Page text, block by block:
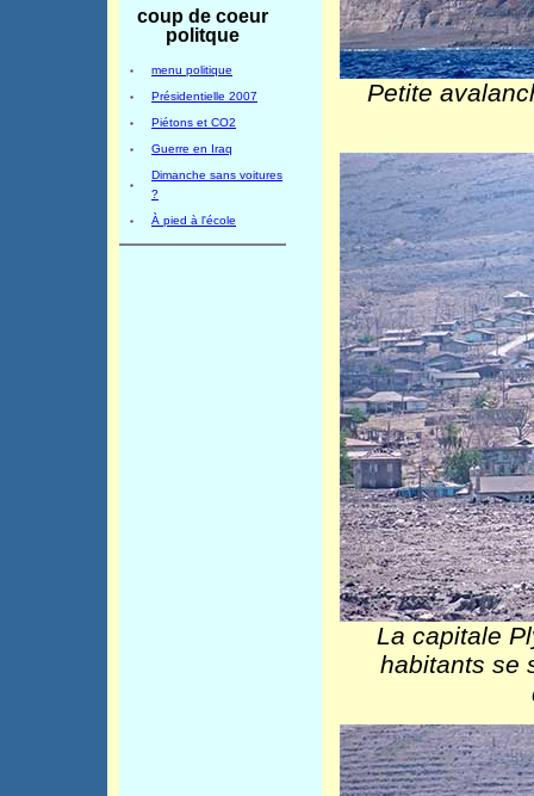
Petite
La capitale
habitants se
menu politique
coup de coeur
politque
Présidentielle 2007
Piétons et CO2
Guerre en Iraq
Dimanche sans voitures
?
À pied à l'école